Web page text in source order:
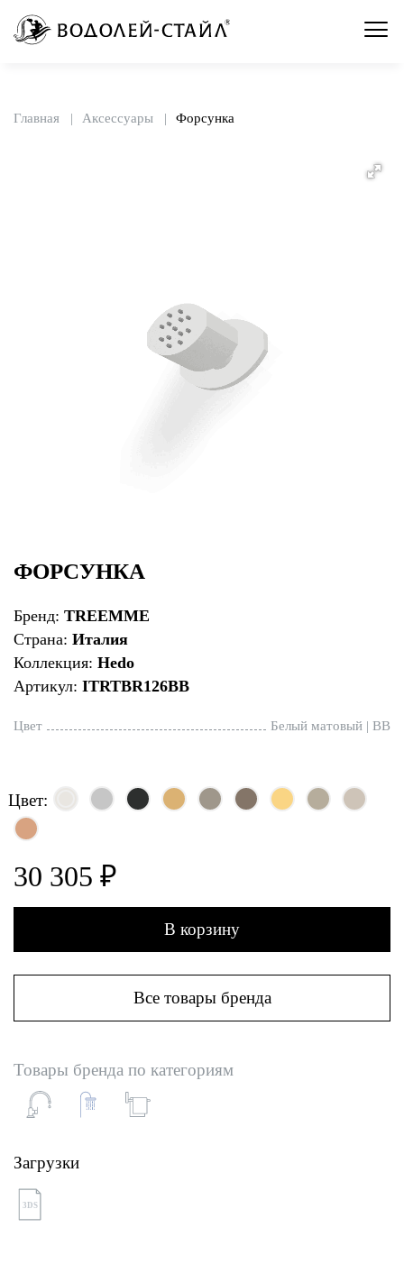
Главная Аксессуары Форсунка
ФОРСУНКА
Бренд: TREEMME
Страна: Италия
Коллекция: Hedo
Артикул: ITRTBR126BB
Цвет Белый матовый | BB
Цвет:
30 305 ₽
В корзину
Все товары бренда
Товары бренда по категориям
Загрузки
3DS